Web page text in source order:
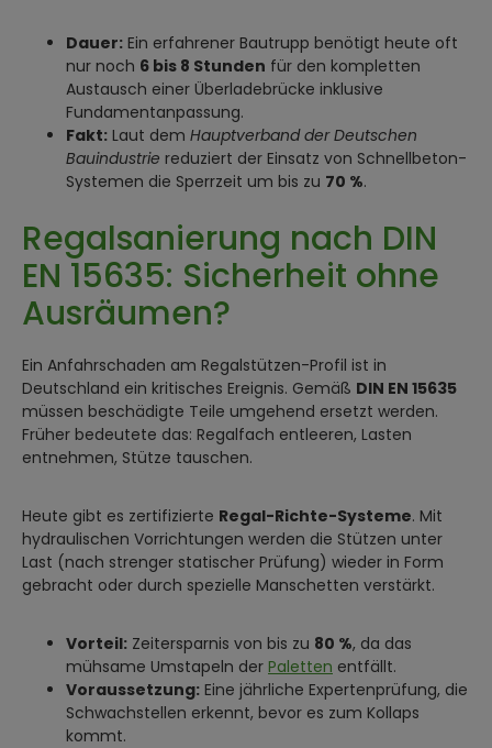
Dauer: Ein erfahrener Bautrupp benötigt heute oft
nur noch 6 bis 8 Stunden für den kompletten
Austausch einer Überladebrücke inklusive
Fundamentanpassung.
Fakt: Laut dem Hauptverband der Deutschen
Bauindustrie reduziert der Einsatz von Schnellbeton-
Systemen die Sperrzeit um bis zu 70 %.
Regalsanierung nach DIN
EN 15635: Sicherheit ohne
Ausräumen?
Ein Anfahrschaden am Regalstützen-Profil ist in
Deutschland ein kritisches Ereignis. Gemäß DIN EN 15635
müssen beschädigte Teile umgehend ersetzt werden.
Früher bedeutete das: Regalfach entleeren, Lasten
entnehmen, Stütze tauschen.
Heute gibt es zertifizierte Regal-Richte-Systeme. Mit
hydraulischen Vorrichtungen werden die Stützen unter
Last (nach strenger statischer Prüfung) wieder in Form
gebracht oder durch spezielle Manschetten verstärkt.
Vorteil: Zeitersparnis von bis zu 80 %, da das
mühsame Umstapeln der Paletten entfällt.
Voraussetzung: Eine jährliche Expertenprüfung, die
Schwachstellen erkennt, bevor es zum Kollaps
kommt.